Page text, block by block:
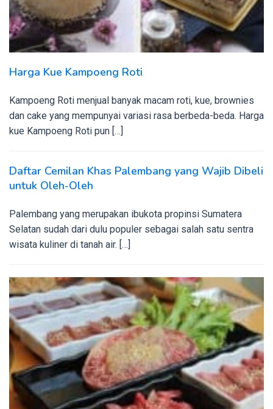
Harga Kue Kampoeng Roti
Kampoeng Roti menjual banyak macam roti, kue, brownies
dan cake yang mempunyai variasi rasa berbeda-beda. Harga
kue Kampoeng Roti pun […]
Daftar Cemilan Khas Palembang yang Wajib Dibeli
untuk Oleh-Oleh
Palembang yang merupakan ibukota propinsi Sumatera
Selatan sudah dari dulu populer sebagai salah satu sentra
wisata kuliner di tanah air. […]